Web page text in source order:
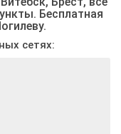
. Бесплатная
сетях: